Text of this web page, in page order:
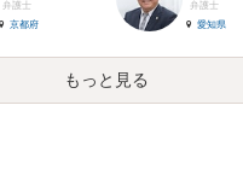
弁護士
京都府
弁護士
愛知県
もっと見る